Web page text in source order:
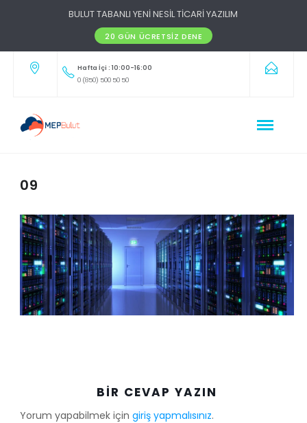
BULUT TABANLI YENİ NESİL TİCARİ YAZILIM
20 GÜN ÜCRETSIZ DENE
Hafta İçi : 10:00-16:00
0 (850) 500 50 50
09
BIR CEVAP YAZIN
Yorum yapabilmek için giriş yapmalısınız.